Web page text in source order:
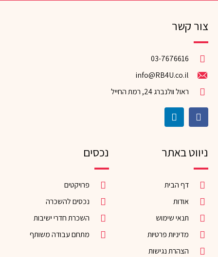
צור קשר
03-7676616
info@RB4U.co.il
ראול וולנברג 24, רמת החייל
ניווט באתר
דף הבית
אודות
תנאי שימוש
מדיניות פרטיות
הצהרת נגישות
נכסים
פרויקטים
נכסים להשכרה
השכרת חדרי ישיבות
מתחם עבודה משותף